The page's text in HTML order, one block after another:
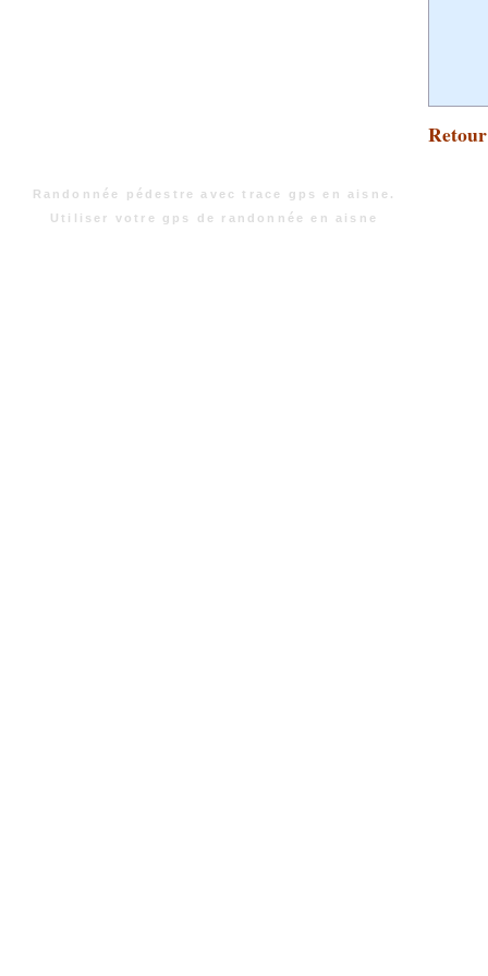
Randonnée pédestre avec trace gps en aisne.
Utiliser votre gps de randonnée en aisne